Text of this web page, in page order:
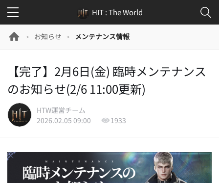
HIT : The World
> お知らせ > メンテナンス情報
【完了】2月6日(金) 臨時メンテナンス
のお知らせ(2/6 11:00更新)
HTW運営チーム
2026.02.05 09:00
1933